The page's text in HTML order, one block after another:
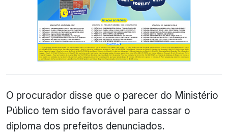
O procurador disse que o parecer do Ministério
Público tem sido favorável para cassar o
diploma dos prefeitos denunciados.